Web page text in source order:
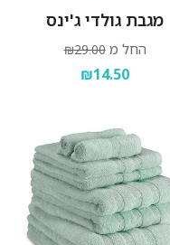
מגבת גולדי ג'ינס
החל מ ₪29.00
₪14.50